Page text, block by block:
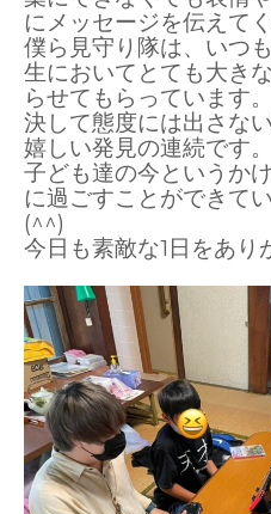
にメッセージを伝えてく
僕ら見守り隊は、いつ
生においてとても大き
らせてもらっています。
決して態度には出さな
嬉しい発見の連続です。
子ども達の今というか
に過ごすことができて
(^^)
今日も素敵な1日をあ